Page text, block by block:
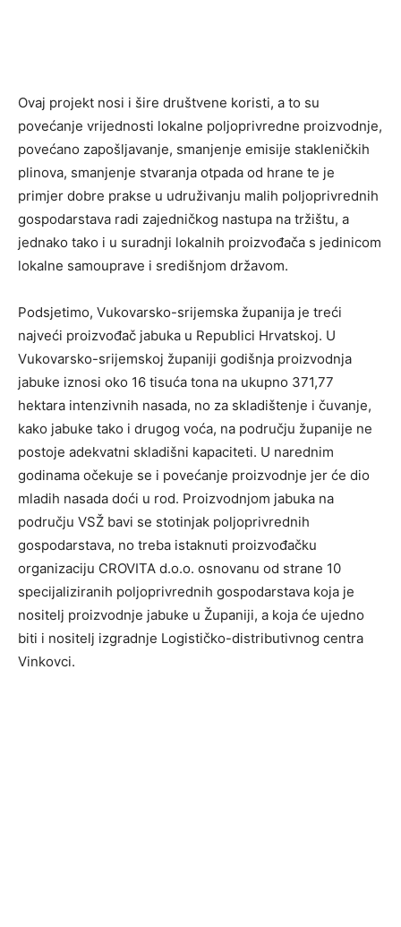
Ovaj projekt nosi i šire društvene koristi, a to su
povećanje vrijednosti lokalne poljoprivredne proizvodnje,
povećano zapošljavanje, smanjenje emisije stakleničkih
plinova, smanjenje stvaranja otpada od hrane te je
primjer dobre prakse u udruživanju malih poljoprivrednih
gospodarstava radi zajedničkog nastupa na tržištu, a
jednako tako i u suradnji lokalnih proizvođača s jedinicom
lokalne samouprave i središnjom državom.
Podsjetimo, Vukovarsko-srijemska županija je treći
najveći proizvođač jabuka u Republici Hrvatskoj. U
Vukovarsko-srijemskoj županiji godišnja proizvodnja
jabuke iznosi oko 16 tisuća tona na ukupno 371,77
hektara intenzivnih nasada, no za skladištenje i čuvanje,
kako jabuke tako i drugog voća, na području županije ne
postoje adekvatni skladišni kapaciteti. U narednim
godinama očekuje se i povećanje proizvodnje jer će dio
mladih nasada doći u rod. Proizvodnjom jabuka na
području VSŽ bavi se stotinjak poljoprivrednih
gospodarstava, no treba istaknuti proizvođačku
organizaciju CROVITA d.o.o. osnovanu od strane 10
specijaliziranih poljoprivrednih gospodarstava koja je
nositelj proizvodnje jabuke u Županiji, a koja će ujedno
biti i nositelj izgradnje Logističko-distributivnog centra
Vinkovci.